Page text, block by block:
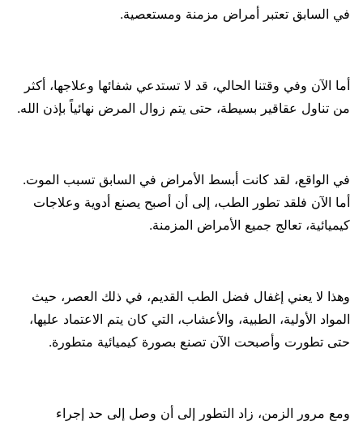
في السابق تعتبر أمراض مزمنة ومستعصية.
أما الآن وفي وقتنا الحالي، قد لا تستدعي شفائها وعلاجها، أكثر
من تناول عقاقير بسيطة، حتى يتم زوال المرض نهائياً بإذن الله.
في الواقع، لقد كانت أبسط الأمراض في السابق تسبب الموت.
أما الآن فلقد تطور الطب، إلى أن أصبح يصنع أدوية وعلاجات
كيميائية، تعالج جميع الأمراض المزمنة.
وهذا لا يعني إغفال فضل الطب القديم، في ذلك العصر، حيث
المواد الأولية، الطبية، والأعشاب، التي كان يتم الاعتماد عليها،
حتى تطورت وأصبحت الآن تصنع بصورة كيميائية متطورة.
ومع مرور الزمن، زاد التطور إلى أن وصل إلى حد إجراء